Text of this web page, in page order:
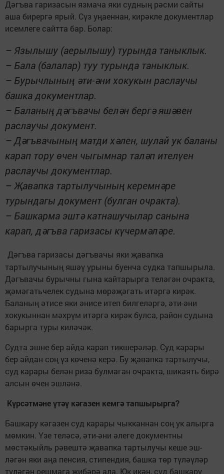
Дәгъва гаризасын язмача яки судның рәсми сайты
аша бирергә ярый. Сүз уңаеннан, кирәкле документлар
исемлеге сайтта бар. Болар:
– Язылышу (аерылышу) турында таныклык.
– Бала (балалар) туу турында таныклык.
– Бурычлының әти-әни хокукын раслаучы
башка документлар.
– Баланың дәгъвачы белән бергә яшәвен
раслаучы документ.
– Дәгъвачының матди хәлен, шулай ук баланы
карап тору өчен чыгымнар таләп ителүен
раслаучы документлар.
– Җавапка тартылучының ке­рем­нәре
турындагы документ (бул­ган очракта).
– Башкарма эштә катнашучылар санына
карап, дәгъва гаризасы кү­чермәләре.
Дәгъва гаризасы дәгъвачы яки җавапка
тартылучының яшәү урыны буенча судка тапшырыла.
Дәгъ­вачы бурычны гына кайтарырга теләгән очракта,
җәмәгатьчелек судына мөрәҗәгать итәргә кирәк.
Баланың әтисе яки әнисе итеп билгеләргә, әти-әни
хокукыннан мәхрүм итәргә кирәк булса, район судына
барырга туры киләчәк.
Судта эшне бер айда карап тик­шерәләр. Суд карары
бер айдан соң үз көченә керә. Бу җавапка тартылучы,
суд карары белән риза булмаган очракта, шикаять бирә
алсын өчен эш­ләнә.
Күрсәтмәне үтәү кәгазен кемгә тапшырырга?
Башкару кәгазен суд карары чыкканнан соң ук алырга
мөмкин. Үзе теләсә, әти-әни әлеге документны
мөстәкыйль рәвештә җа­вапка тар­­тылучы кеше эш­
ләгән яки аңа пенсия, стипендия, башка төр тү­ләү­ләр
тү­ләгән оеш­­мага җи­бәрә ала. Юк икән, суд баш­кару